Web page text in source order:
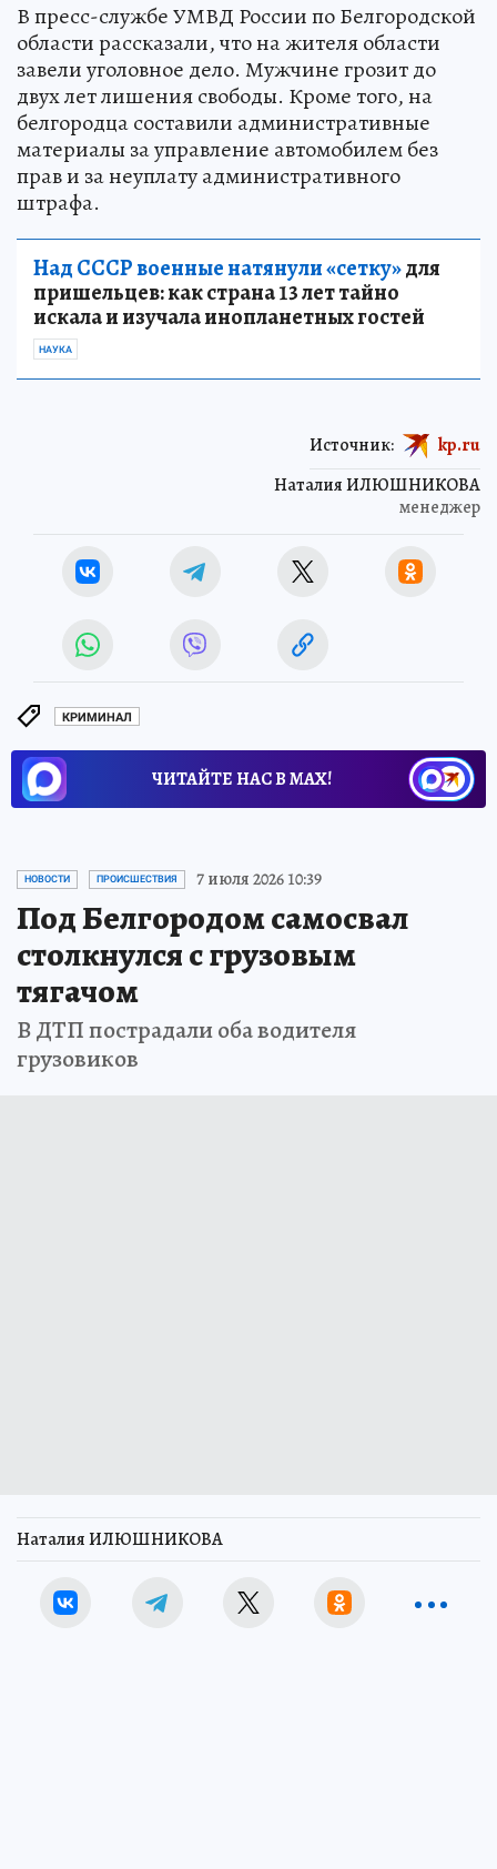
В пресс-службе УМВД России по Белгородской
области рассказали, что на жителя области
завели уголовное дело. Мужчине грозит до
двух лет лишения свободы. Кроме того, на
белгородца составили административные
материалы за управление автомобилем без
прав и за неуплату административного
штрафа.
Над СССР военные натянули «сетку»для
пришельцев: как страна 13 лет тайно
искала и изучала инопланетных гостей
НАУКА
Наталия ИЛЮШНИКОВА
менеджер
Источник: kp.ru
КРИМИНАЛ
ЧИТАЙТЕ НАС В МАХ!
НОВОСТИ ПРОИСШЕСТВИЯ 7 июля 2026 10:39
Под Белгородом самосвал
столкнулся с грузовым
тягачом
В ДТП пострадали оба водителя
грузовиков
Наталия ИЛЮШНИКОВА